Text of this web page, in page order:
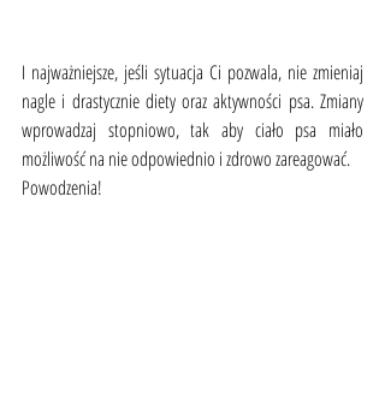
I najważniejsze, jeśli sytuacja Ci pozwala, nie zmieniaj
nagle i drastycznie diety oraz aktywności psa. Zmiany
wprowadzaj stopniowo, tak aby ciało psa miało
możliwość na nie odpowiednio i zdrowo zareagować.
Powodzenia!